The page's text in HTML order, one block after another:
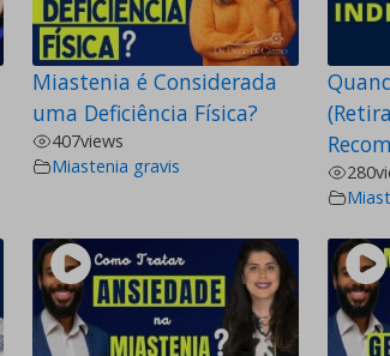
Miastenia é Considerada
uma Deficiência Física?
407views
Miastenia gravis
280